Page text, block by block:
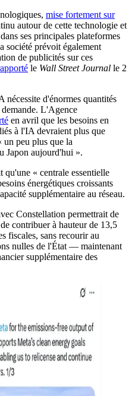
mise fortement sur
autour de cette technologie et
ses principales plateformes
société prévoit également
de publicités sur ces
le Wall Street Journal le 2
d'énormes quantités
L'Agence
en avril que les besoins en
à l'IA devraient plus que
peu plus que la
Japon aujourd'hui ».
qu'une « centrale essentielle
énergétiques croissants
supplémentaire au réseau.
Constellation permettrait de
contribuer à hauteur de 13,5
fiscales, sans recourir au
nulles de l'État — maintenant
supplémentaire des